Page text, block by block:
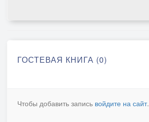
ГОСТЕВАЯ КНИГА (0)
Чтобы добавить запись войдите на сайт.